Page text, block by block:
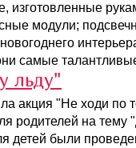
изготовленные
модули;
самые
льду"
акция "Не ходи по
родителей на тему
детей были